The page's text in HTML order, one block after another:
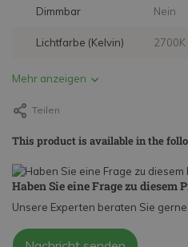
Dimmbar Nein
Lichtfarbe (Kelvin) 2700K
Mehr anzeigen
Teilen
This product is available in the
Haben Sie eine Frage zu diesem
Unsere Experten beraten Sie gerne.